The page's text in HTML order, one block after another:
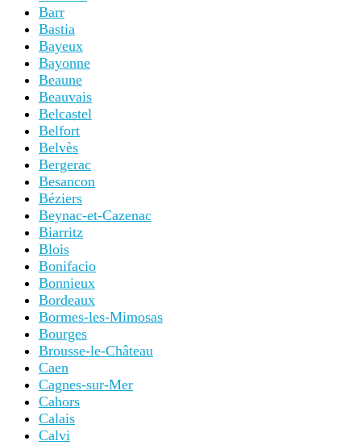
Barr
Bastia
Bayeux
Bayonne
Beaune
Beauvais
Belcastel
Belfort
Belvès
Bergerac
Besancon
Béziers
Beynac-et-Cazenac
Biarritz
Blois
Bonifacio
Bonnieux
Bordeaux
Bormes-les-Mimosas
Bourges
Brousse-le-Château
Caen
Cagnes-sur-Mer
Cahors
Calais
Calvi